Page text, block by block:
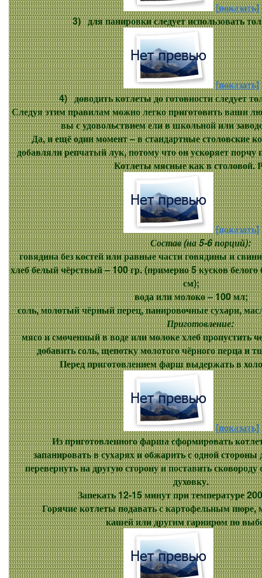
[показать]
3) для панировки следует использовать
[показать]
4) доводить котлеты до готовности следует
Следуя этим правилам можно легко приготовить ваши
вы с удовольствием ели в школьной или
Да, и ещё один момент – в стандартные столовские
добавляли репчатый лук, потому что он ускоряет
Котлеты мясные как в столовой.
[показать]
Состав (на 5-6 порций):
говядина без костей или равные части говядины и
хлеб белый чёрствый – 100 гр. (примерно 5 кусков
см);
вода или молоко – 100 мл;
соль, молотый чёрный перец, панировочные сухари,
Приготовление:
мясо и смоченный в воде или молоке хлеб пропустить
добавить соль, щепотку молотого чёрного перца и
Перед приготовлением фарш выдержать в
[показать]
Из приготовленного фарша сформировать
запанировать в сухарях и обжарить с одной
перевернуть на другую сторону и поставить
духовку.
Запекать 12-15 минут при температуре
Горячие котлеты подавать с картофельным пюре,
кашей или другим гарниром по